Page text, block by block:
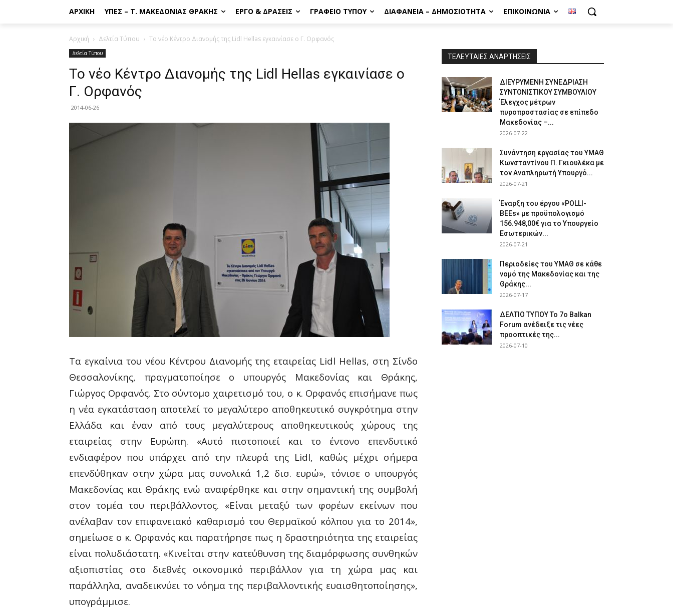
ΑΡΧΙΚΉ ΥΠΕΣ – Τ. ΜΑΚΕΔΟΝΊΑΣ ΘΡΆΚΗΣ ΈΡΓΟ & ΔΡΆΣΕΙΣ ΓΡΑΦΕΊΟ ΤΎΠΟΥ ΔΙΑΦΆΝΕΙΑ – ΔΗΜΟΣΙΌΤΗΤΑ ΕΠΙΚΟΙΝΩΝΊΑ
Αρχική Δελτία Τύπου Το νέο Κέντρο Διανομής της Lidl Hellas εγκαινίασε ο Γ. Ορφανός
Δελτία Τύπου
Το νέο Κέντρο Διανομής της Lidl Hellas εγκαινίασε ο
Γ. Ορφανός
2014-06-26
Τα εγκαίνια του νέου Κέντρου Διανομής της εταιρείας Lidl Hellas, στη Σίνδο
Θεσσαλονίκης, πραγματοποίησε ο υπουργός Μακεδονίας και Θράκης,
Γιώργος Ορφανός. Στο σύντομο χαιρετισμό του, ο κ. Ορφανός επισήμανε πως
η νέα εγκατάσταση αποτελεί το μεγαλύτερο αποθηκευτικό συγκρότημα στην
Ελλάδα και έναν από τους μεγαλύτερους αποθηκευτικούς χώρους της
εταιρείας στην Ευρώπη. «Αυτό πιστοποιεί και το έντονο επενδυτικό
ενδιαφέρον που υπάρχει από την πλευρά της Lidl, καθώς μέχρι σήμερα
επενδύθηκαν στην χώρα μας συνολικά 1,2 δισ. ευρώ», τόνισε ο υπουργός
Μακεδονίας και Θράκης ενώ αναφέρθηκε και στην σημαντική της συμβολή
στον τομέα του περιβάλλοντος. «Είναι μεταξύ των φορέων εκείνων που
ανέλαβαν τον επιφανειακό καθαρισμό του Θερμαϊκού κόλπου για το 2014»,
σημείωσε ο κ. Ορφανός και παρατήρησε πως η δραστηριότητα της εταιρείας
είναι πολυδιάστατη. «Κινείται στην κατεύθυνση της διαμόρφωσης συνθηκών
αξιοπιστίας στο διεθνές οικονομικό περιβάλλον για τη χώρα μας και
παράλληλα, αναδεικνύει το νόημα της περιβαλλοντικής ευαισθητοποίησης»,
υπογράμμισε.
ΤΕΛΕΥΤΑΙΕΣ ΑΝΑΡΤΗΣΕΙΣ
ΔΙΕΥΡΥΜΕΝΗ ΣΥΝΕΔΡΙΑΣΗ
ΣΥΝΤΟΝΙΣΤΙΚΟΥ ΣΥΜΒΟΥΛΙΟΥ
Έλεγχος μέτρων
πυροπροστασίας σε επίπεδο
Μακεδονίας –...
2026-07-22
Συνάντηση εργασίας του ΥΜΑΘ
Κωνσταντίνου Π. Γκιουλέκα με
τον Αναπληρωτή Υπουργό...
2026-07-21
Έναρξη του έργου «POLLI-
BEEs» με προϋπολογισμό
156.948,00€ για το Υπουργείο
Εσωτερικών...
2026-07-21
Περιοδείες του ΥΜΑΘ σε κάθε
νομό της Μακεδονίας και της
Θράκης...
2026-07-17
ΔΕΛΤΙΟ ΤΥΠΟΥ Το 7ο Balkan
Forum ανέδειξε τις νέες
προοπτικές της...
2026-07-10